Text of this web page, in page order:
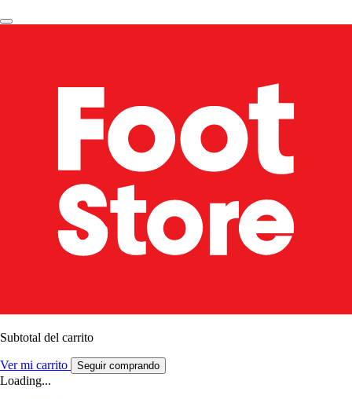
Subtotal del carrito
Ver mi carrito Seguir comprando
Loading...